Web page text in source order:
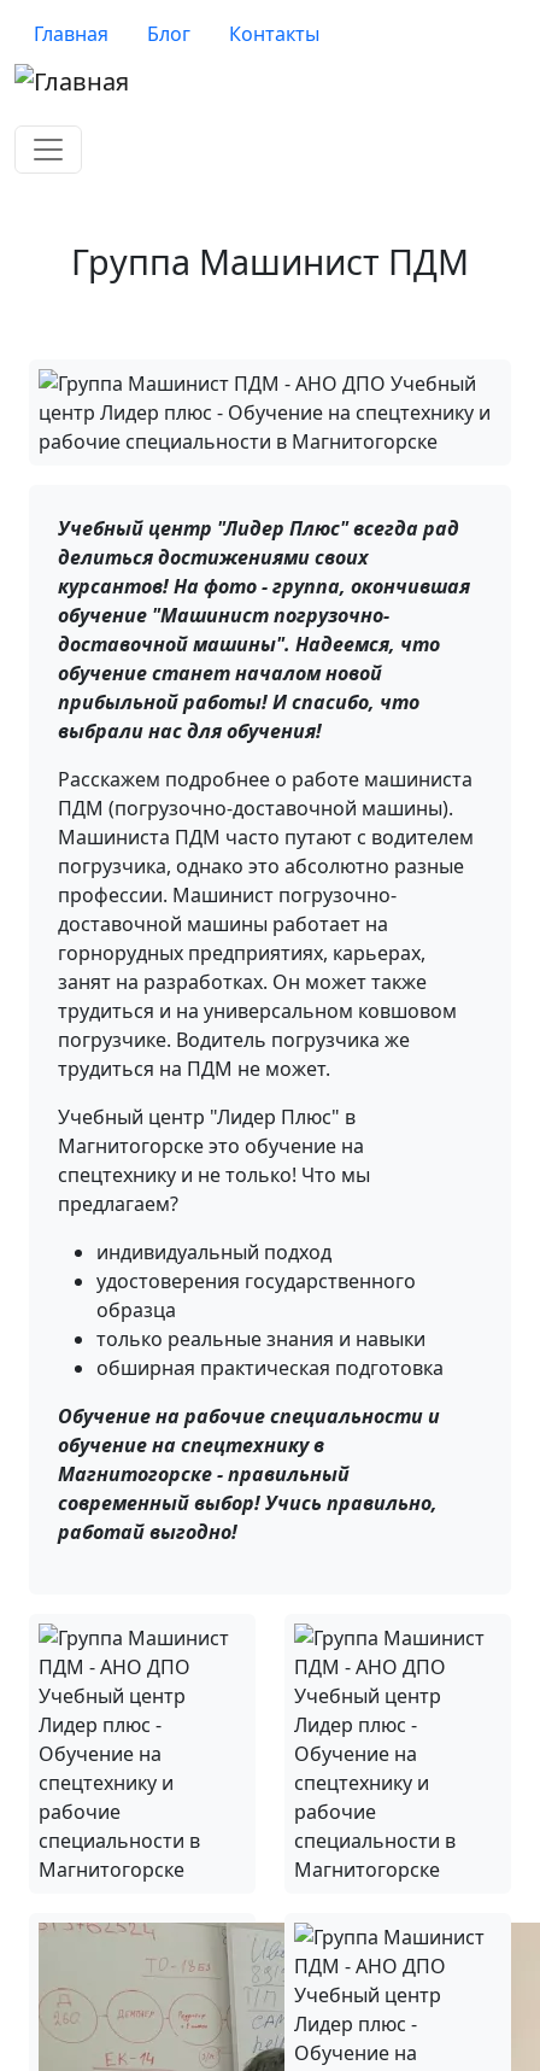
Верхнее меню
Главная Блог Контакты
Группа Машинист ПДМ
Учебный центр "Лидер Плюс" всегда рад
делиться достижениями своих
курсантов! На фото - группа, окончившая
обучение "Машинист погрузочно-
доставочной машины". Надеемся, что
обучение станет началом новой
прибыльной работы! И спасибо, что
выбрали нас для обучения!
Расскажем подробнее о работе машиниста
ПДМ (погрузочно-доставочной машины).
Машиниста ПДМ часто путают с водителем
погрузчика, однако это абсолютно разные
профессии. Машинист погрузочно-
доставочной машины работает на
горнорудных предприятиях, карьерах,
занят на разработках. Он может также
трудиться и на универсальном ковшовом
погрузчике. Водитель погрузчика же
трудиться на ПДМ не может.
Учебный центр "Лидер Плюс" в
Магнитогорске это обучение на
спецтехнику и не только! Что мы
предлагаем?
индивидуальный подход
удостоверения государственного
образца
только реальные знания и навыки
обширная практическая подготовка
Обучение на рабочие специальности и
обучение на спецтехнику в
Магнитогорске - правильный
современный выбор! Учись правильно,
работай выгодно!